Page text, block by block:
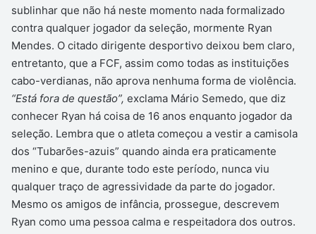
sublinhar que não há neste momento nada formalizado
contra qualquer jogador da seleção, mormente Ryan
Mendes. O citado dirigente desportivo deixou bem claro,
entretanto, que a FCF, assim como todas as instituições
cabo-verdianas, não aprova nenhuma forma de violência.
“Está fora de questão”, exclama Mário Semedo, que diz
conhecer Ryan há coisa de 16 anos enquanto jogador da
seleção. Lembra que o atleta começou a vestir a camisola
dos “Tubarões-azuis” quando ainda era praticamente
menino e que, durante todo este período, nunca viu
qualquer traço de agressividade da parte do jogador.
Mesmo os amigos de infância, prossegue, descrevem
Ryan como uma pessoa calma e respeitadora dos outros.